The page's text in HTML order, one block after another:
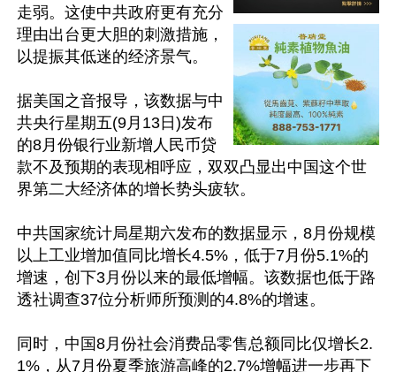
走弱。这使中共政府更有充分
理由出台更大胆的刺激措施，
以提振其低迷的经济景气。
据美国之音报导，该数据与中
共央行星期五(9月13日)发布
的8月份银行业新增人民币贷
款不及预期的表现相呼应，双双凸显出中国这个世
界第二大经济体的增长势头疲软。
中共国家统计局星期六发布的数据显示，8月份规模
以上工业增加值同比增长4.5%，低于7月份5.1%的
增速，创下3月份以来的最低增幅。该数据也低于路
透社调查37位分析师所预测的4.8%的增速。
同时，中国8月份社会消费品零售总额同比仅增长2.
1%，从7月份夏季旅游高峰的2.7%增幅进一步再下